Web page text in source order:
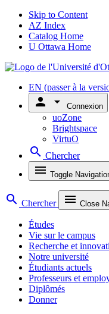
Skip to Content
AZ Index
Catalog Home
U Ottawa Home
EN (passer à la
person arrow_drop_down Connexion
uoZone
Brightspace
VirtuO
search Chercher
menu Toggle
search Chercher menu Close
Études
Vie sur le campus
Recherche et
Notre université
Étudiants actuels
Professeurs et
Diplômés
Donner